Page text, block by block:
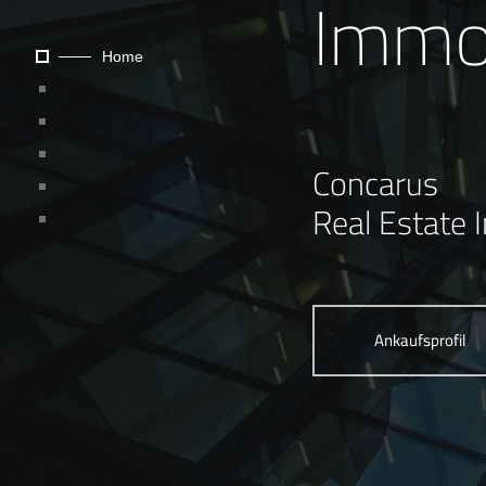
Concarus
Real Estate
Ankaufsprofil
Home